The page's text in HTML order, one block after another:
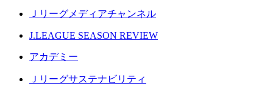
Ｊリーグメディアチャンネル
J.LEAGUE SEASON REVIEW
アカデミー
Ｊリーグサステナビリティ